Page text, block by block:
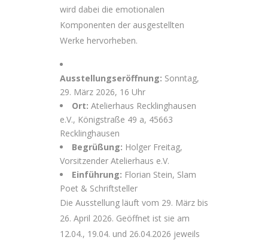
wird dabei die emotionalen
Komponenten der ausgestellten
Werke hervorheben.
Ausstellungseröffnung: Sonntag,
29. März 2026, 16 Uhr
Ort: Atelierhaus Recklinghausen
e.V., Königstraße 49 a, 45663
Recklinghausen
Begrüßung: Holger Freitag,
Vorsitzender Atelierhaus e.V.
Einführung: Florian Stein, Slam
Poet & Schriftsteller
Die Ausstellung läuft vom 29. März bis
26. April 2026. Geöffnet ist sie am
12.04., 19.04. und 26.04.2026 jeweils